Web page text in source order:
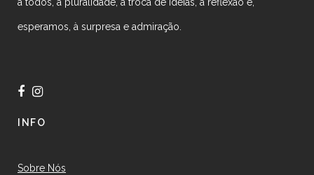
esperamos, à surpresa e admiração.
INFO
Sobre Nós